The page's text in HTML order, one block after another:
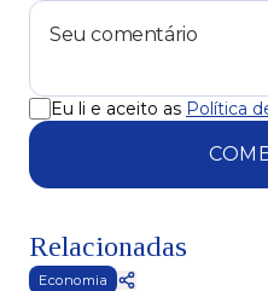
Eu li e aceito as Política
Relacionadas
Economia